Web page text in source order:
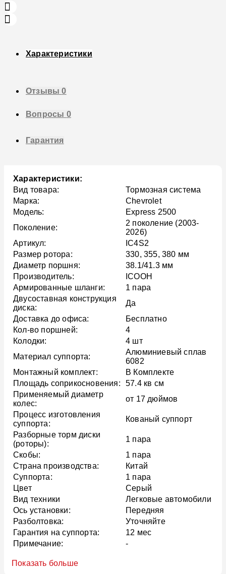
Характеристики
Отзывы0
Вопросы 0
Гарантия
Характеристики:
Вид товара:
Тормозная система
Марка:
Chevrolet
Модель:
Express 2500
Поколение:
2 поколение (2003-
2026)
Артикул:
IC4S2
Размер ротора:
330, 355, 380 мм
Диаметр поршня:
38.1/41.3 мм
Производитель:
ICOOH
Армированные шланги:
1 пара
Двусоставная конструкция
диска:
Да
Доставка до офиса:
Бесплатно
Кол-во поршней:
4
Колодки:
4 шт
Материал суппорта:
Алюминиевый сплав
6082
Монтажный комплект:
В Комплекте
Площадь соприкосновения:
57.4 кв см
Применяемый диаметр
колес:
от 17 дюймов
Процесс изготовления
суппорта:
Кованый суппорт
Разборные торм диски
(роторы):
1 пара
Скобы:
1 пара
Страна производства:
Китай
Суппорта:
1 пара
Цвет
Серый
Вид техники
Легковые автомобили
Ось установки:
Передняя
Разболтовка:
Уточняйте
Гарантия на суппорта:
12 мес
Примечание:
-
Показать больше